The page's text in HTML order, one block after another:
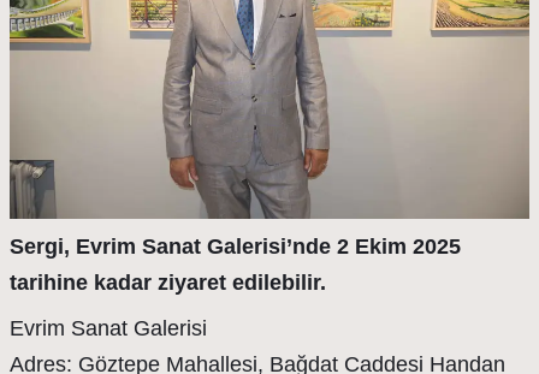
Sergi, Evrim Sanat Galerisi’nde 2 Ekim 2025
tarihine kadar ziyaret edilebilir.
Evrim Sanat Galerisi
Adres: Göztepe Mahallesi, Bağdat Caddesi Handan